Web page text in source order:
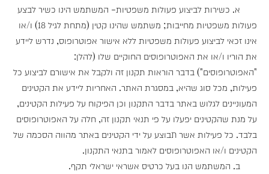
א. כשירות לביצוע פעולות משפטיות- המשתמש הינו כשיר לבצע
פעולות משפטיות מחייבות; משתמש שהינו קטין (מתחת לגיל 18) ו/או
אינו זכאי לביצוע פעולות משפטיות ללא אישור אפוטרופוס, נדרש ליידע
את הוריו ו/או את האפוטרופוסים החוקיים שלו (להלן:
"האפוטרופוסים") בדבר הוראות תקנון זה ולקבל את אישורם לביצוע כל
פעילות, מכל סוג שהיא, במסגרת האתר. האחריות ליידע את הקטינים
המעוניינים לגלוש באתר בדבר התקנון וכן הפיקוח על פעילות הקטינים,
על מנת שהקטינים יפעלו על פי תנאי תקנון זה, חלה על האפוטרופוסים
בלבד. כל פעילות אשר תבוצע על ידי הקטינים באתר מהווה הסכמה של
הקטינים ו/או האפוטרופוסים לאמור בתנאי התקנון.
ב. המשתמש הנו בעל כרטיס אשראי ישראלי תקף.